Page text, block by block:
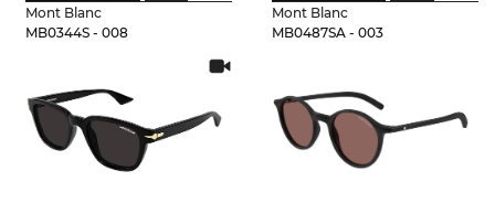
Mont Blanc
MB0344S - 008
Mont Blanc
MB0487SA - 003